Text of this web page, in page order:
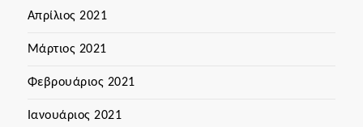
Απρίλιος 2021
Μάρτιος 2021
Φεβρουάριος 2021
Ιανουάριος 2021